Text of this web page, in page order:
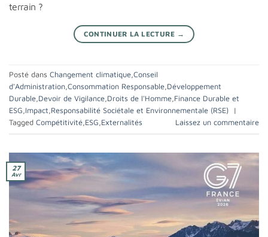
terrain ?
CONTINUER LA LECTURE →
Posté dans Changement climatique,Conseil
d'Administration,Consommation Responsable,Développement
Durable,Devoir de Vigilance,Droits de l'Homme,Finance Durable et
ESG,Impact,Responsabilité Sociétale et Environnementale (RSE)
|
Tagged Compétitivité,ESG,Externalités Laissez un commentaire
27
Avr